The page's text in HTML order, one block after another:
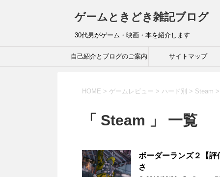
ゲームときどき雑記ブログ
30代男がゲーム・映画・本を紹介します
自己紹介とブログのご案内 サイトマップ
HOME > ゲームレビュー > ハード別 > Steam >
「 Steam 」 一覧
ボーダーランズ２【
さ